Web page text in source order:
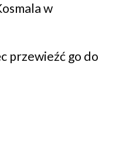
w
przewieźć go do